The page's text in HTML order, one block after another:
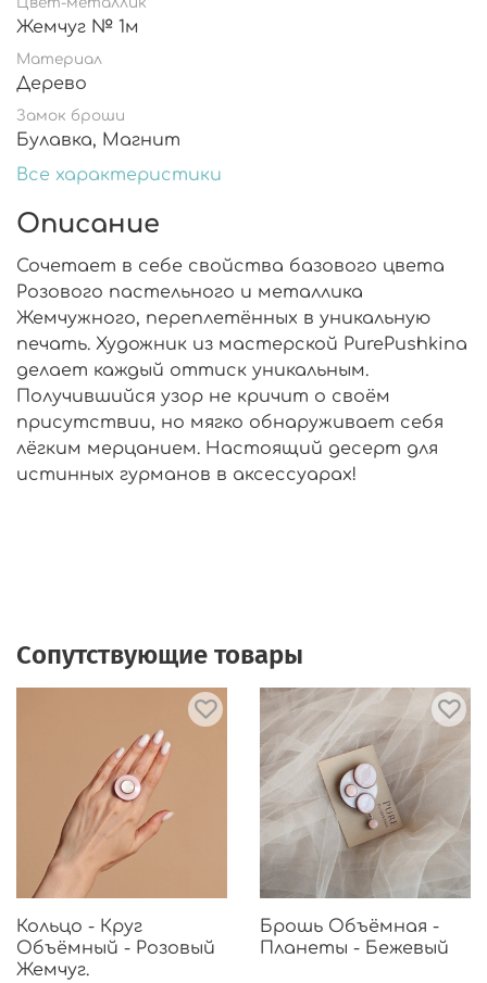
Жемчуг № 1м
Материал
Дерево
Замок броши
Булавка, Магнит
Все характеристики
Описание
Сочетает в себе свойства базового цвета
Розового пастельного и металлика
Жемчужного, переплетённых в уникальную
печать. Художник из мастерской PurePushkina
делает каждый оттиск уникальным.
Получившийся узор не кричит о своём
присутствии, но мягко обнаруживает себя
лёгким мерцанием. Настоящий десерт для
истинных гурманов в аксессуарах!
Сопутствующие товары
Кольцо - Круг
Объёмный - Розовый
Жемчуг.
Брошь Объёмная -
Планеты - Бежевый